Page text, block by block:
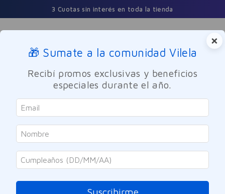
3 Cuotas sin interés en toda la tienda
Buscar
Cuidado Personal Cuidado del Cabello Shampoo
Tio Nacho
Shampoo Tio Nacho Herbolaria
Milenaria V2 415ml
×
🎁 Sumate a la comunidad Vilela
Recibí promos exclusivas y beneficios
especiales durante el año.